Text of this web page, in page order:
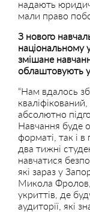
надають
мали право
З нового
національному
змішане
облаштовують
“Нам вдалось
абсолютно
Навчання буде
форматі, так і
два тижні
навчатися
які зараз у
Микола Фролов,
укриттів, де
аудиторії, які